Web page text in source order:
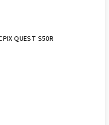
QUEST S50R